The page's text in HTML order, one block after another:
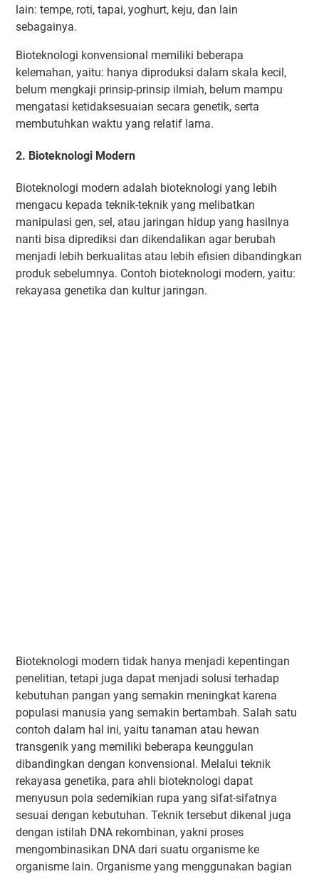
lain: tempe, roti, tapai, yoghurt, keju, dan lain
sebagainya.
Bioteknologi konvensional memiliki beberapa
kelemahan, yaitu: hanya diproduksi dalam skala kecil,
belum mengkaji prinsip-prinsip ilmiah, belum mampu
mengatasi ketidaksesuaian secara genetik, serta
membutuhkan waktu yang relatif lama.
2. Bioteknologi Modern
Bioteknologi modern adalah bioteknologi yang lebih
mengacu kepada teknik-teknik yang melibatkan
manipulasi gen, sel, atau jaringan hidup yang hasilnya
nanti bisa diprediksi dan dikendalikan agar berubah
menjadi lebih berkualitas atau lebih efisien dibandingkan
produk sebelumnya. Contoh bioteknologi modern, yaitu:
rekayasa genetika dan kultur jaringan.
Bioteknologi modern tidak hanya menjadi kepentingan
penelitian, tetapi juga dapat menjadi solusi terhadap
kebutuhan pangan yang semakin meningkat karena
populasi manusia yang semakin bertambah. Salah satu
contoh dalam hal ini, yaitu tanaman atau hewan
transgenik yang memiliki beberapa keunggulan
dibandingkan dengan konvensional. Melalui teknik
rekayasa genetika, para ahli bioteknologi dapat
menyusun pola sedemikian rupa yang sifat-sifatnya
sesuai dengan kebutuhan. Teknik tersebut dikenal juga
dengan istilah DNA rekombinan, yakni proses
mengombinasikan DNA dari suatu organisme ke
organisme lain. Organisme yang menggunakan bagian